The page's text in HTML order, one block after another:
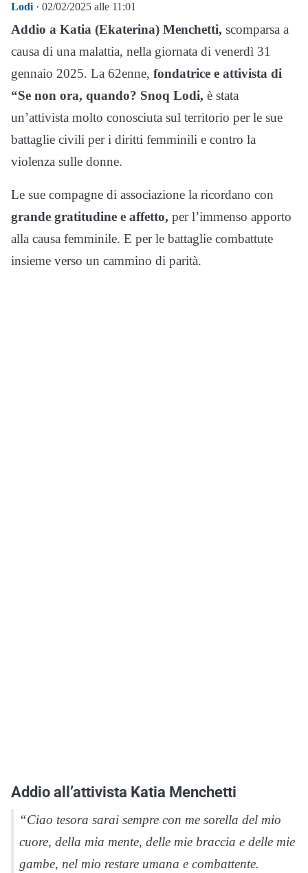
Lodi · 02/02/2025 alle 11:01
Addio a Katia (Ekaterina) Menchetti, scomparsa a
causa di una malattia, nella giornata di venerdì 31
gennaio 2025. La 62enne, fondatrice e attivista di
“Se non ora, quando? Snoq Lodi, è stata
un’attivista molto conosciuta sul territorio per le sue
battaglie civili per i diritti femminili e contro la
violenza sulle donne.
Le sue compagne di associazione la ricordano con
grande gratitudine e affetto, per l’immenso apporto
alla causa femminile. E per le battaglie combattute
insieme verso un cammino di parità.
Addio all’attivista Katia Menchetti
“Ciao tesora sarai sempre con me sorella del mio
cuore, della mia mente, delle mie braccia e delle mie
gambe, nel mio restare umana e combattente.